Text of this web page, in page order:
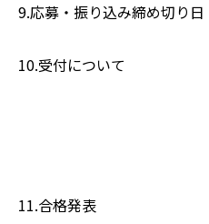
9.応募・振り込み締め切り日
10.受付について
11.合格発表